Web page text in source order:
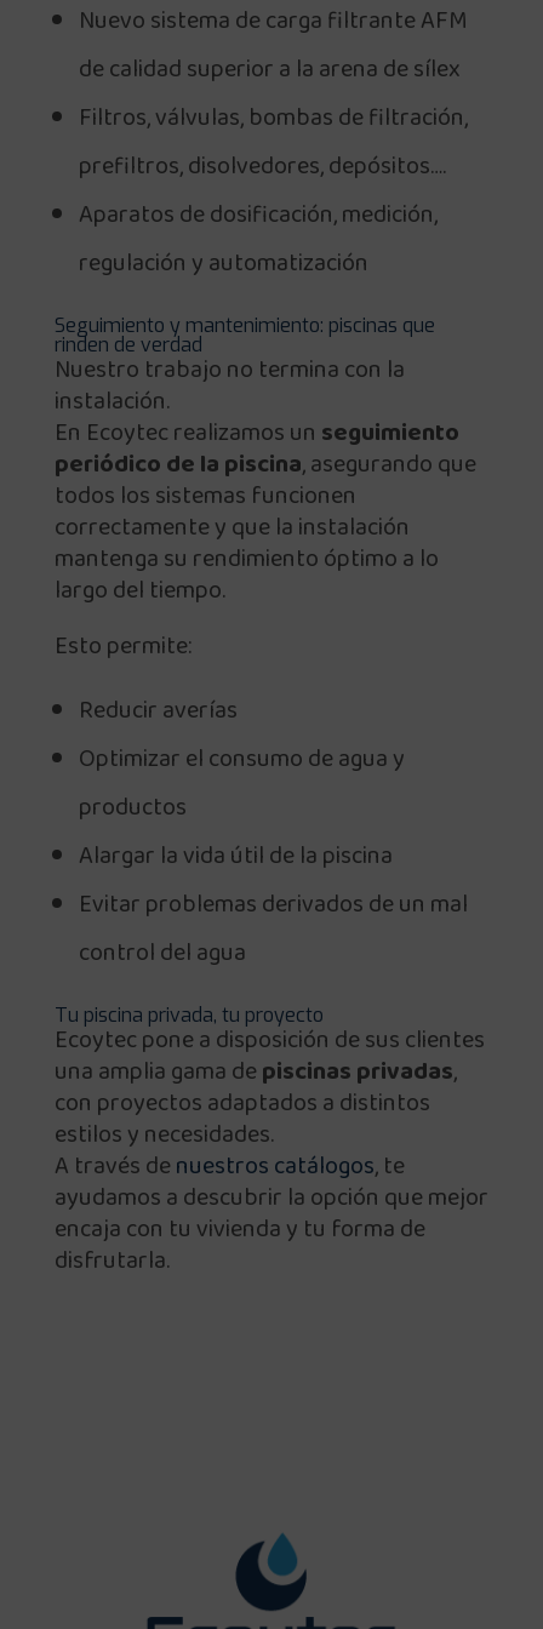
Nuevo sistema de carga filtrante AFM
de calidad superior a la arena de sílex
Filtros, válvulas, bombas de filtración,
prefiltros, disolvedores, depósitos….
Aparatos de dosificación, medición,
regulación y automatización
Seguimiento y mantenimiento: piscinas que
rinden de verdad
Nuestro trabajo no termina con la
instalación.
En Ecoytec realizamos un seguimiento
periódico de la piscina, asegurando que
todos los sistemas funcionen
correctamente y que la instalación
mantenga su rendimiento óptimo a lo
largo del tiempo.
Esto permite:
Reducir averías
Optimizar el consumo de agua y
productos
Alargar la vida útil de la piscina
Evitar problemas derivados de un mal
control del agua
Tu piscina privada, tu proyecto
Ecoytec pone a disposición de sus clientes
una amplia gama depiscinas privadas,
con proyectos adaptados a distintos
estilos y necesidades.
A través denuestros catálogos, te
ayudamos a descubrir la opción que mejor
encaja con tu vivienda y tu forma de
disfrutarla.